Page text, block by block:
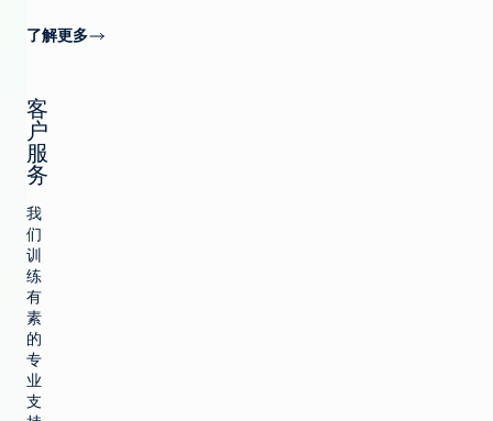
了解更多
客
户
服
务
我
们
训
练
有
素
的
专
业
支